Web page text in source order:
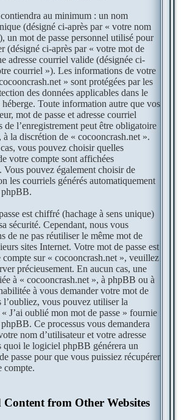
au minimum : un nom
(désigné ci-après par « votre nom
un mot de passe personnel utilisé pour
(désigné ci-après par « votre mot de
adresse courriel valide (désignée ci-
courriel »). Les informations de votre
» sont protégées par les
des données applicables dans le
Toute information autre que vos
mot de passe et adresse courriel
de l’enregistrement peut être obligatoire
la discrétion de « cocooncrash.net ».
vous pouvez choisir quelles
votre compte sont affichées
Vous pouvez également choisir de
les courriels générés automatiquement
est chiffré (hachage à sens unique)
sécurité. Cependant, nous vous
de ne pas réutiliser le même mot de
sites Internet. Votre mot de passe est
compte sur « cocooncrash.net », veuillez
précieusement. En aucun cas, une
à « cocooncrash.net », à phpBB ou à
à vous demander votre mot de
l’oubliez, vous pouvez utiliser la
J’ai oublié mon mot de passe » fournie
Ce processus vous demandera
nom d’utilisateur et votre adresse
quoi le logiciel phpBB générera un
passe pour que vous puissiez récupérer
compte.
Content from Other Websites